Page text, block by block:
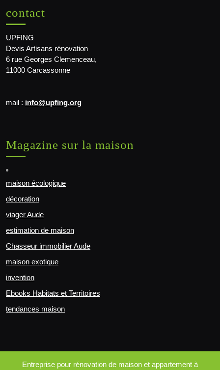
contact
UPFING
Devis Artisans rénovation
6 rue Georges Clemenceau,
11000 Carcassonne
mail : info@upfing.org
Magazine sur la maison
maison écologique
décoration
viager Aude
estimation de maison
Chasseur immobilier Aude
maison exotique
invention
Ebooks Habitats et Territoires
tendances maison
Entreprise pour rénovation de maison et appartement à